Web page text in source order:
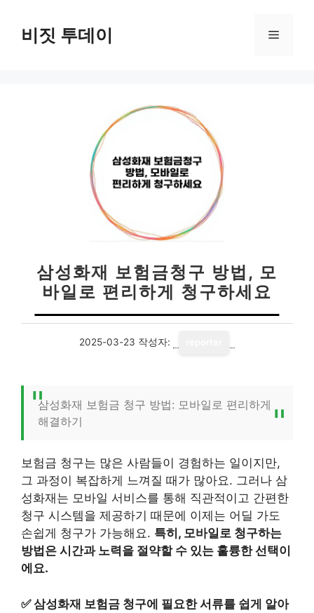
비짓 투데이 메
삼성화재 보험금청구 방법, 모
바일로 편리하게 청구하세요
2025-03-23 작성자:
삼성화재 보험금 청구 방법: 모바일로 편리하게
해결하기
보험금 청구는 많은 사람들이 경험하는 일이지만,
그 과정이 복잡하게 느껴질 때가 많아요. 그러나 삼
성화재는 모바일 서비스를 통해 직관적이고 간편한
청구 시스템을 제공하기 때문에 이제는 어딜 가도
손쉽게 청구가 가능해요. 특히, 모바일로 청구하는
방법은 시간과 노력을 절약할 수 있는 훌륭한 선택이
에요.
✅삼성화재 보험금 청구에 필요한 서류를 쉽게 알아